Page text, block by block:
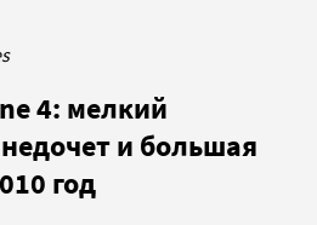
4: мелкий
и большая
год